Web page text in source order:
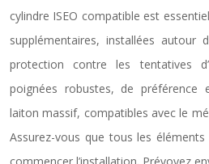
cylindre ISEO compatible est
supplémentaires, installées autour
protection contre les tentatives
poignées robustes, de préférence
laiton massif, compatibles avec le
Assurez-vous que tous les